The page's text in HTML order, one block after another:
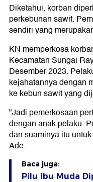
Diketahui, korban
perkebunan sawit.
sendiri yang
KN memperkosa
Kecamatan Sungai
Desember 2023.
kejahatannya dengan
ke kebun sawit yang
"Jadi pemerkosaan
dengan anak pelaku.
dan suaminya itu
Ade.
Baca juga:
Pilu Ibu Muda